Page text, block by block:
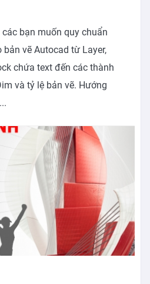
bạn muốn quy chuẩn
vẽ Autocad từ Layer,
chứa text đến các thành
và tỷ lệ bản vẽ. Hướng